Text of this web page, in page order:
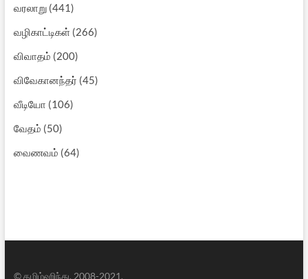
வரலாறு(441)
வழிகாட்டிகள்(266)
விவாதம் (200)
விவேகானந்தர் (45)
வீடியோ (106)
வேதம் (50)
வைணவம் (64)
© தமிழ்ஹிந்து, 2008-2021.